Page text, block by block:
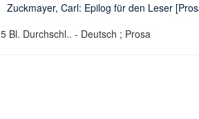
Zuckmayer, Carl: Epilog für den Leser
5 Bl. Durchschl.. - Deutsch ; Prosa